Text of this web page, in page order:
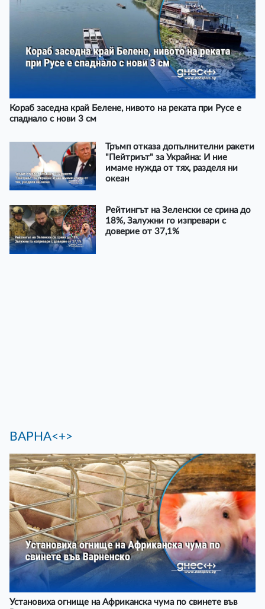
Кораб заседна край Белене, нивото на реката при Русе е
спаднало с нови 3 см
Тръмп отказа допълнителни ракети
"Пейтриът" за Украйна: И ние
имаме нужда от тях, разделя ни
океан
Рейтингът на Зеленски се срина до
18%, Залужни го изпревари с
доверие от 37,1%
ВАРНА<+>
Установиха огнище на Африканска чума по свинете във